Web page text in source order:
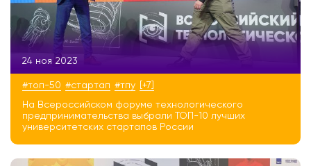
24 ноя 2023
#топ-50 #стартап #тпу
[+7]
На Всероссийском форуме технологического
предпринимательства выбрали ТОП-10 лучших
университетских стартапов России